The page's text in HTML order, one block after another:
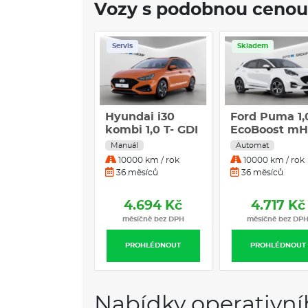
Vozy s podobnou cenou
Servis
Hyundai i30
kombi 1,0 T- GDI
GO CZECH
85kW MT
Manuál
10000 km / rok
36 měsíců
PROHLÉDNOUT
4.694 Kč
měsíčně bez DPH
Skladem
Ford Puma
EcoBoost
92kW ST-Line
DCT
Automat
10000 km / rok
36 měsíců
PROHLÉDNOUT
4.717 Kč
měsíčně bez DPH